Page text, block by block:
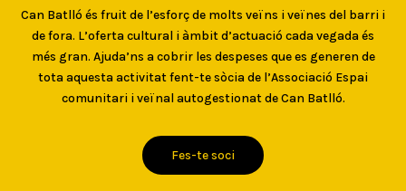
Can Batlló és fruit de l’esforç de molts veïns i veïnes del barri i
de fora. L’oferta cultural i àmbit d’actuació cada vegada és
més gran. Ajuda’ns a cobrir les despeses que es generen de
tota aquesta activitat fent-te sòcia de l’Associació Espai
comunitari i veïnal autogestionat de Can Batlló.
Fes-te soci